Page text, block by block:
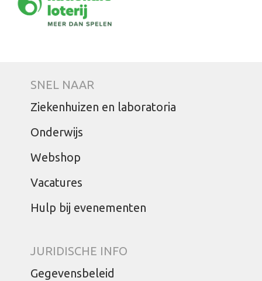
SNEL NAAR
Ziekenhuizen en laboratoria
Onderwijs
Webshop
Vacatures
Hulp bij evenementen
JURIDISCHE INFO
Gegevensbeleid